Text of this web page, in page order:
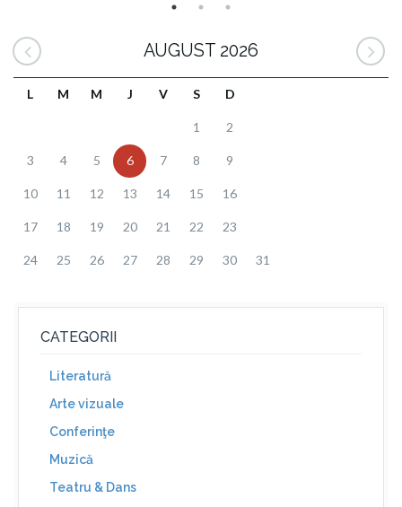
AUGUST 2026
L M M J V S D
1 2
3 4 5 6 7 8 9
10 11 12 13 14 15 16
17 18 19 20 21 22 23
24 25 26 27 28 29 30 31
CATEGORII
Literatură
Arte vizuale
Conferinţe
Muzică
Teatru & Dans